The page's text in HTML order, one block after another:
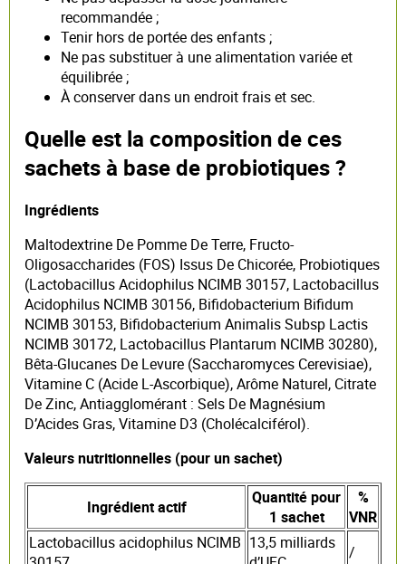
recommandée ;
Tenir hors de portée des enfants ;
Ne pas substituer à une alimentation variée et
équilibrée ;
À conserver dans un endroit frais et sec.
Quelle est la composition de ces
sachets à base de probiotiques ?
Ingrédients
Maltodextrine De Pomme De Terre, Fructo-
Oligosaccharides (FOS) Issus De Chicorée, Probiotiques
(Lactobacillus Acidophilus NCIMB 30157, Lactobacillus
Acidophilus NCIMB 30156, Bifidobacterium Bifidum
NCIMB 30153, Bifidobacterium Animalis Subsp Lactis
NCIMB 30172, Lactobacillus Plantarum NCIMB 30280),
Bêta-Glucanes De Levure (Saccharomyces Cerevisiae),
Vitamine C (Acide L-Ascorbique), Arôme Naturel, Citrate
De Zinc, Antiagglomérant : Sels De Magnésium
D’Acides Gras, Vitamine D3 (Cholécalciférol).
Valeurs nutritionnelles (pour un sachet)
Ingrédient actif
Quantité pour
1 sachet
%
VNR
Lactobacillus acidophilus NCIMB 13,5 milliards
/